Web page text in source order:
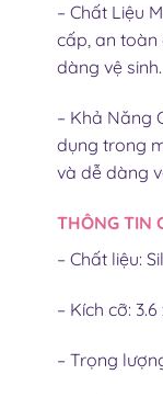
– Chất Liệu
cấp, an toàn
dàng vệ sinh.
– Khả Năng
dụng trong
và dễ dàng
THÔNG TIN
– Chất liệu:
– Kích cỡ:
– Trọng